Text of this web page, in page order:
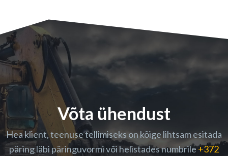
Võta ühendust
Hea klient, teenuse tellimiseks on kõige lihtsam esitada
päring läbi päringuvormi või helistades numbrile+372